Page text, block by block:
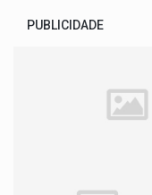
PUBLICIDADE